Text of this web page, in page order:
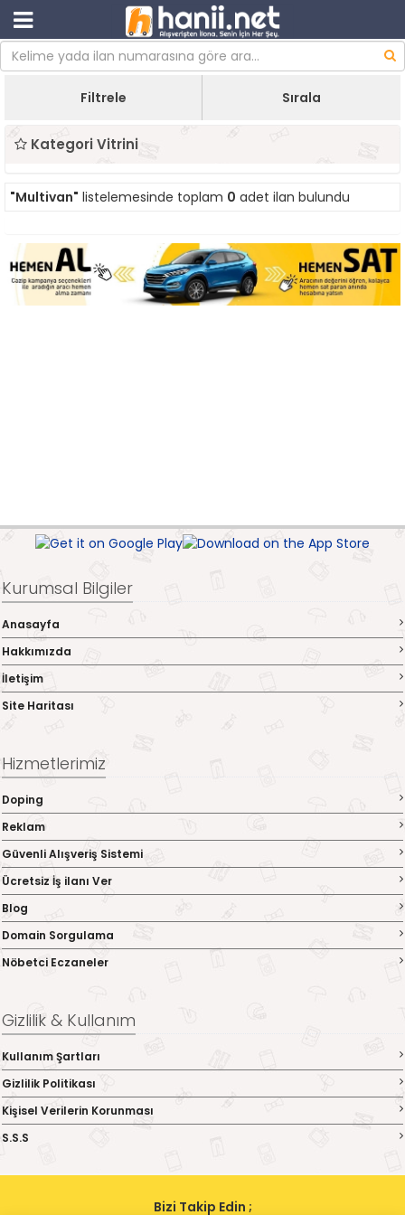
Filtrele Sırala
Kategori Vitrini
"Multivan" listelemesinde toplam 0 adet ilan bulundu
Kurumsal Bilgiler
Anasayfa
Hakkımızda
İletişim
Site Haritası
Hizmetlerimiz
Doping
Reklam
Güvenli Alışveriş Sistemi
Ücretsiz İş ilanı Ver
Blog
Domain Sorgulama
Nöbetci Eczaneler
Gizlilik & Kullanım
Kullanım Şartları
Gizlilik Politikası
Kişisel Verilerin Korunması
S.S.S
Bizi Takip Edin ;